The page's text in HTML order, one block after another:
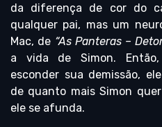
da diferença de cor do
qualquer pai, mas um
Mac, de “As Panteras –
a vida de Simon.
esconder sua demissão,
de quanto mais Simon
ele se afunda.